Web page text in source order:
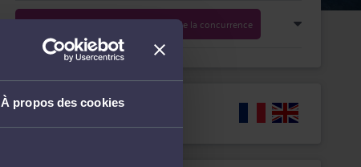
À propos des cookies
Droit commercial, des affaires et de la concurrence
Langues